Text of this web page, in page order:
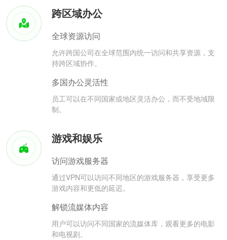
跨区域办公
全球资源访问
允许跨国公司在全球范围内统一访问和共享资源，支
持跨区域协作。
多国办公灵活性
员工可以在不同国家或地区灵活办公，而不受地域限
制。
游戏和娱乐
访问游戏服务器
通过VPN可以访问不同地区的游戏服务器，享受更多
游戏内容和更低的延迟。
解锁流媒体内容
用户可以访问不同国家的流媒体库，观看更多的电影
和电视剧。